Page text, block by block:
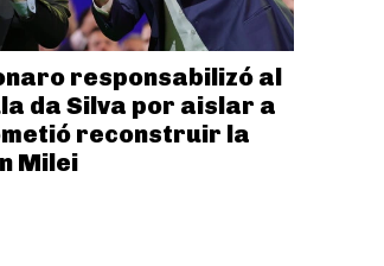
responsabilizó al
da Silva por aislar a
reconstruir la
Milei